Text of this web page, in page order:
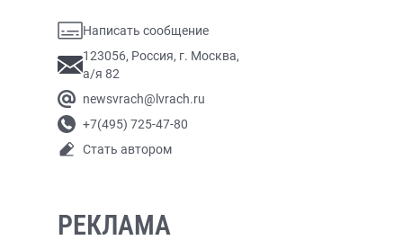
Написать сообщение
123056, Россия, г. Москва,
а/я 82
newsvrach@lvrach.ru
+7(495) 725-47-80
Стать автором
РЕКЛАМА